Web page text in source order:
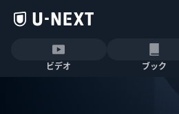
ビデオ ブック